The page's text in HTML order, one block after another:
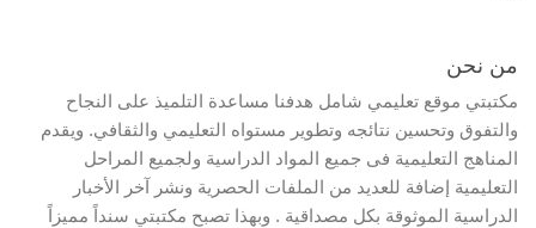
من نحن
مكتبتي موقع تعليمي شامل هدفنا مساعدة التلميذ على النجاح
والتفوق وتحسين نتائجه وتطوير مستواه التعليمي والثقافي. ويقدم
المناهج التعليمية فى جميع المواد الدراسية ولجميع المراحل
التعليمية إضافة للعديد من الملفات الحصرية ونشر آخر الأخبار
الدراسية الموثوقة بكل مصداقية . وبهذا تصبح مكتبتي سنداً مميزاً